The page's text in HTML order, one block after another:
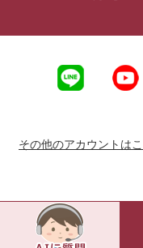
その他のアカウントは